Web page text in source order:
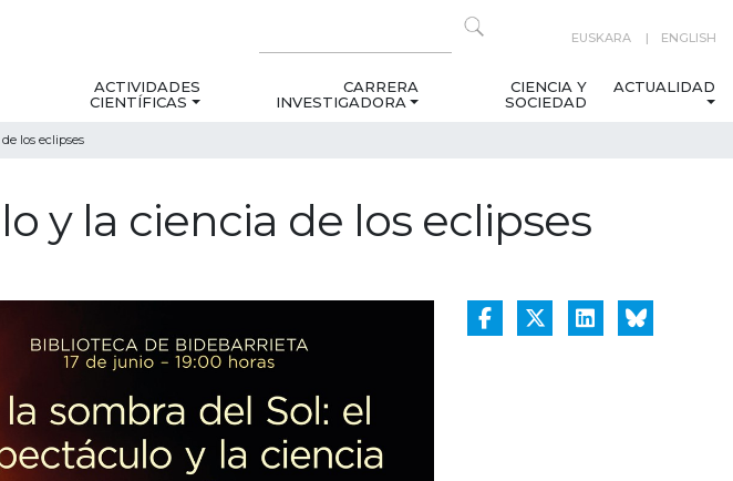
EUSKARA ENGLISH
ACTIVIDADES
CIENTÍFICAS
CARRERA
INVESTIGADORA
CIENCIA Y
SOCIEDAD
ACTUALIDAD
los eclipses
y la ciencia de los eclipses